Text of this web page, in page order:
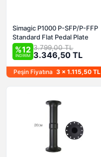
Simagic P1000 P-SFP/P-FFP
Standard Flat Pedal Plate
%12
İNDİRİM
3.799,00 TL
3.346,50 TL
Peşin Fiyatına 3 x 1.115,50 TL